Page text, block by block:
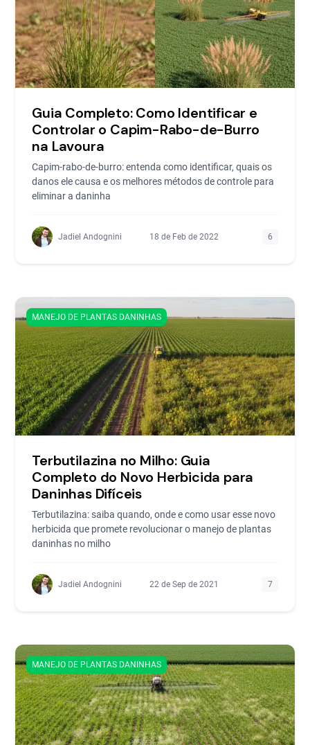
Guia Completo: Como Identificar e
Controlar o Capim-Rabo-de-Burro
na Lavoura
Capim-rabo-de-burro: entenda como identificar, quais os
danos ele causa e os melhores métodos de controle para
eliminar a daninha
Jadiel Andognini 18 de Feb de 2022 6
MANEJO DE PLANTAS DANINHAS
Terbutilazina no Milho: Guia
Completo do Novo Herbicida para
Daninhas Difíceis
Terbutilazina: saiba quando, onde e como usar esse novo
herbicida que promete revolucionar o manejo de plantas
daninhas no milho
Jadiel Andognini 22 de Sep de 2021 7
MANEJO DE PLANTAS DANINHAS